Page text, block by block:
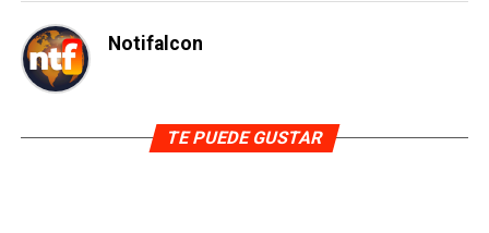
Notifalcon
TE PUEDE GUSTAR